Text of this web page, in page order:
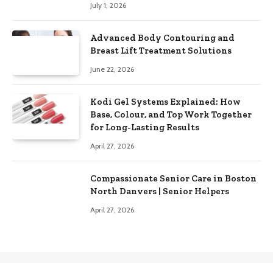
July 1, 2026
Advanced Body Contouring and
Breast Lift Treatment Solutions
June 22, 2026
Kodi Gel Systems Explained: How
Base, Colour, and Top Work Together
for Long-Lasting Results
April 27, 2026
Compassionate Senior Care in Boston
North Danvers | Senior Helpers
April 27, 2026